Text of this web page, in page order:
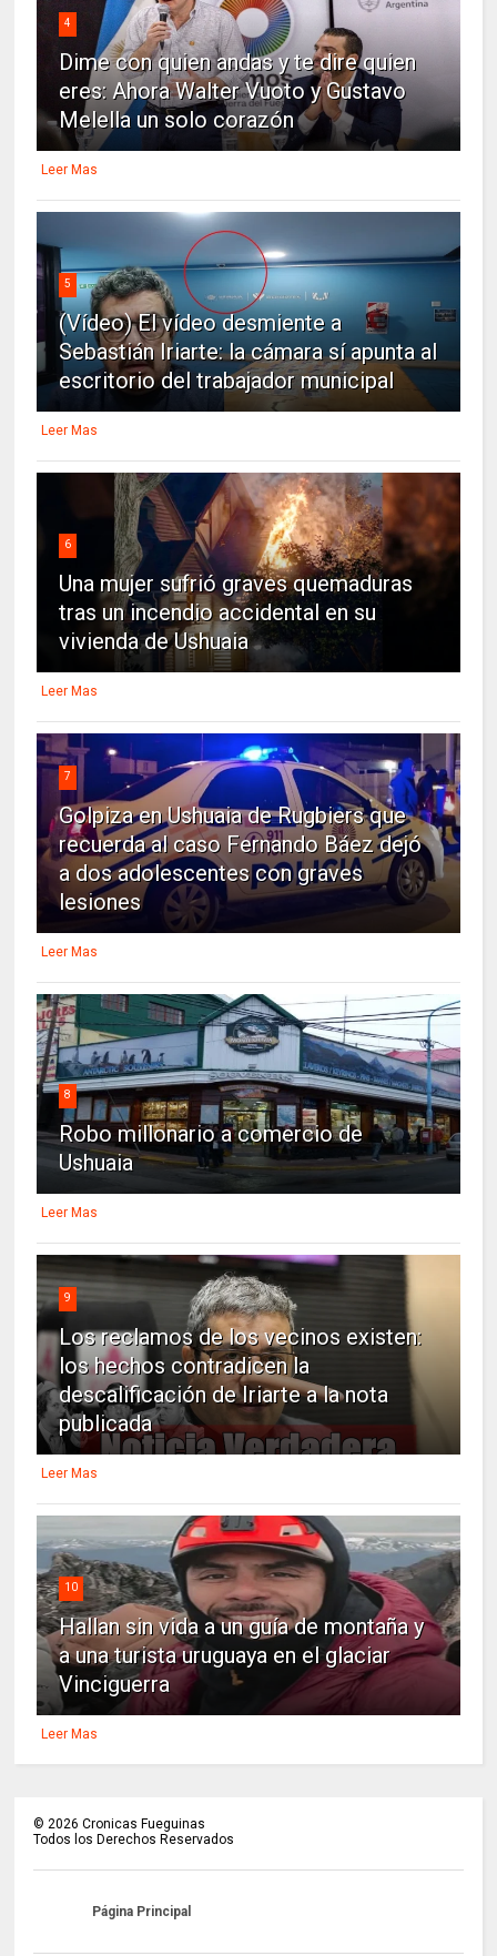
4
Dime con quien andas y te dire quien
eres: Ahora Walter Vuoto y Gustavo
Melella un solo corazón
Leer Mas
5
(Vídeo) El vídeo desmiente a
Sebastián Iriarte: la cámara sí apunta al
escritorio del trabajador municipal
Leer Mas
6
Una mujer sufrió graves quemaduras
tras un incendio accidental en su
vivienda de Ushuaia
Leer Mas
7
Golpiza en Ushuaia de Rugbiers que
recuerda al caso Fernando Báez dejó
a dos adolescentes con graves
lesiones
Leer Mas
8
Robo millonario a comercio de
Ushuaia
Leer Mas
9
Los reclamos de los vecinos existen:
los hechos contradicen la
descalificación de Iriarte a la nota
publicada
Leer Mas
10
Hallan sin vida a un guía de montaña y
a una turista uruguaya en el glaciar
Vinciguerra
Leer Mas
© 2026 Cronicas Fueguinas
Todos los Derechos Reservados
Página Principal